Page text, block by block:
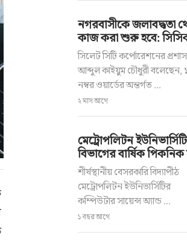
নগরবাসীকে জলাবদ্ধতা
কাজ করা শুরু হবে:
সিলেট সিটি কর্পোরেশনের
আব্দুল কাইয়ুম চৌধুরী বলেছেন,
নম্বর ওয়ার্ডের অন্তর্গত ...
২ মাস আগে
মেট্রোপলিটন
বিভাগের বার্ষিক পিকনিক
শীর্ষস্থানীয় বেসরকারি বিদ্যাপীঠ
মেট্রোপলিটন ইউনিভার্সিটির
কম্পিউটার সায়েন্স অ্যান্ড ...
১ বছর আগে